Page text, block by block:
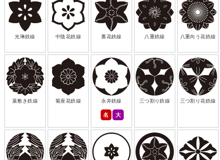
光琳鉄線 中陰花鉄線 裏花鉄線 八重鉄線 八重向う花鉄線
葉敷き鉄線 菊座花鉄線 永井鉄線
名 大
三つ割り鉄線 三つ割り花鉄線